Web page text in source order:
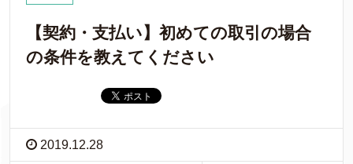
【契約・支払い】初めての取引の場合
の条件を教えてください
2019.12.28